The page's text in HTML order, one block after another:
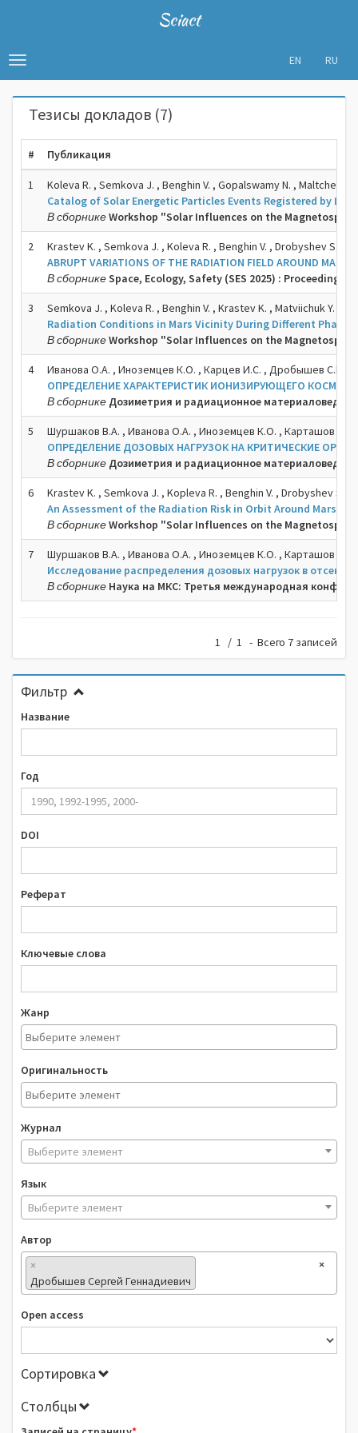
Sciact
Toggle
navigation
EN RU
Тезисы докладов (7)
# Публикация
1
Koleva R. , Semkova J. , Benghin V. , Gopalswamy N. , Maltchev
Catalog of Solar Energetic Particles Events Registered by
В сборникеWorkshop "Solar Influences on the
2
Krastev K. , Semkova J. , Koleva R. , Benghin V. , Drobyshev S.
ABRUPT VARIATIONS OF THE RADIATION FIELD AROUND
В сборникеSpace, Ecology, Safety (SES 2025) :
3
Semkova J. , Koleva R. , Benghin V. , Krastev K. , Matviichuk Y. ,
Radiation Conditions in Mars Vicinity During Different
В сборникеWorkshop "Solar Influences on the
4
Иванова О.А. , Иноземцев К.О. , Карцев И.С. , Дробышев С.Г. ,
ОПРЕДЕЛЕНИЕ ХАРАКТЕРИСТИК ИОНИЗИРУЮЩЕГО
В сборнике Дозиметрия и радиационное
5
Шуршаков В.А. , Иванова О.А. , Иноземцев К.О. , Карташов
ОПРЕДЕЛЕНИЕ ДОЗОВЫХ НАГРУЗОК НА КРИТИЧЕСКИЕ
В сборнике Дозиметрия и радиационное
6
Krastev K. , Semkova J. , Kopleva R. , Benghin V. , Drobyshev S.
An Assessment of the Radiation Risk in Orbit Around Mars,
В сборникеWorkshop "Solar Influences on the
7
Шуршаков В.А. , Иванова О.А. , Иноземцев К.О. , Карташов
Исследование распределения дозовых нагрузок в
В сборнике Наука на МКС: Третья международная
1 / 1 - Всего 7 записей
Фильтр
Название
Год
DOI
Реферат
Ключевые слова
Жанр
Оригинальность
Журнал
Выберите элемент
Язык
Выберите элемент
Автор
×
×
Дробышев Сергей Геннадиевич
Open access
Сортировка
Столбцы